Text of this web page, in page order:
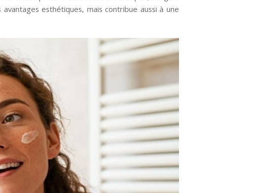
esthétiques, mais contribue aussi à une